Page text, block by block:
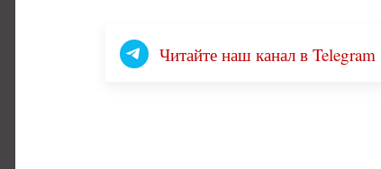
Читайте наш канал в Telegram